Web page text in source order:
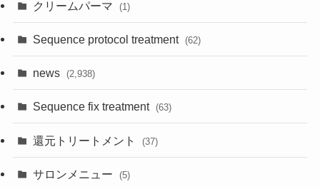
クリームパーマ (1)
Sequence protocol treatment (62)
news (2,938)
Sequence fix treatment (63)
還元トリートメント (37)
サロンメニュー (5)